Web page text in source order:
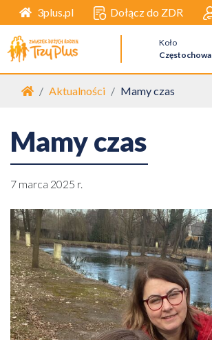
3plus.pl Dołącz do ZDR
Koło
Częstochowa
Strona główna
Aktualności Mamy czas
Mamy czas
7 marca 2025 r.